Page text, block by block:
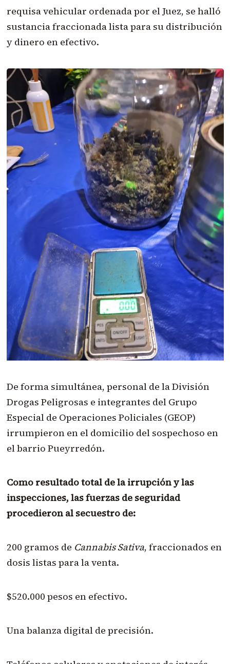
requisa vehicular ordenada por el Juez, se halló
sustancia fraccionada lista para su distribución
y dinero en efectivo.
De forma simultánea, personal de la División
Drogas Peligrosas e integrantes del Grupo
Especial de Operaciones Policiales (GEOP)
irrumpieron en el domicilio del sospechoso en
el barrio Pueyrredón.
Como resultado total de la irrupción y las
inspecciones, las fuerzas de seguridad
procedieron al secuestro de:
200 gramos de Cannabis Sativa, fraccionados en
dosis listas para la venta.
$520.000 pesos en efectivo.
Una balanza digital de precisión.